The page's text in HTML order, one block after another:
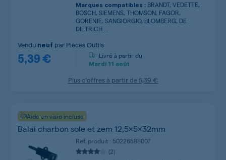
Marques compatibles : BRANDT, VEDETTE,
BOSCH, SIEMENS, THOMSON, FAGOR,
GORENJE, SANGIORGIO, BLOMBERG, DE
DIETRICH ...
5,39 €
Vendu neuf par Pièces Outils
Livré à partir du
Mardi 11 août
Plus d’offres à partir de 5,39 €
Aide en visio incluse
Balai charbon sole et zem 12,5x5x32mm
Ref. produit : 50226588007
(2)